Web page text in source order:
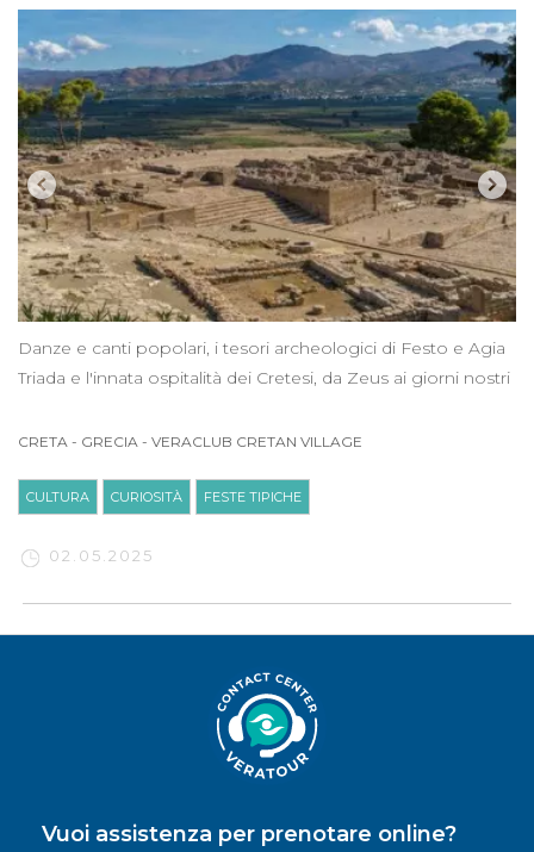
Danze e canti popolari, i tesori archeologici di Festo e Agia
Triada e l'innata ospitalità dei Cretesi, da Zeus ai giorni nostri
CRETA - GRECIA - VERACLUB CRETAN VILLAGE
CULTURA CURIOSITÀ FESTE TIPICHE
02.05.2025
Vuoi assistenza per prenotare online?